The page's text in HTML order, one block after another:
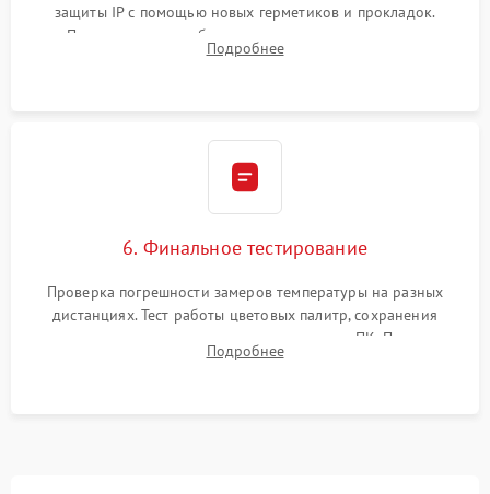
защиты IP с помощью новых герметиков и прокладок.
Программная калибровка матрицы по эталонному
абсолютно черному телу для точного измерения температур.
Подробнее
6. Финальное тестирование
Проверка погрешности замеров температуры на разных
дистанциях. Тест работы цветовых палитр, сохранения
термограмм в память и передачи данных на ПК. Проверка
автономности работы и итоговый контроль качества.
Подробнее